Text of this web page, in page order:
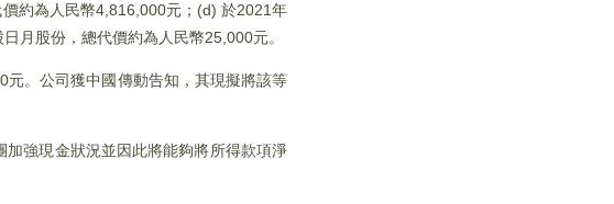
約為人民幣4,816,000元；(d) 於2021年
月股份，總代價約為人民幣25,000元。
。公司獲中國傳動告知，其現擬將該等
強現金狀況並因此將能夠將所得款項淨